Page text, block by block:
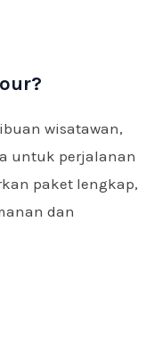
wisatawan,
untuk perjalanan
paket lengkap,
dan